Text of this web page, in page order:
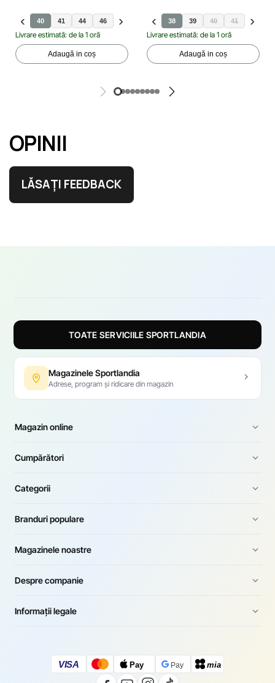
40 41 44 46 42 45
Livrare estimată: de la 1 oră
Adaugă in coș
37 38 39 40 41
Livrare estimată: de la 1 oră
Adaugă in coș
OPINII
LĂSAȚI FEEDBACK
TOATE SERVICIILE SPORTLANDIA
Magazinele Sportlandia
Adrese, program și ridicare din magazin
Magazin online
Cumpărători
Categorii
Branduri populare
Magazinele noastre
Despre companie
Informații legale
VISA Pay Pay mia